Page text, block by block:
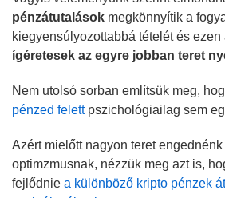
pénzátutalások megkönnyítik a
kiegyensúlyozottabbá tételét és ezen
ígéretesek az egyre jobban teret
Nem utolsó sorban említsük meg,
pénzed felettpszichológiailag sem
Azért mielőtt nagyon teret engednénk
optimzmusnak, nézzük meg azt is,
fejlődnie a különböző kripto pénzek